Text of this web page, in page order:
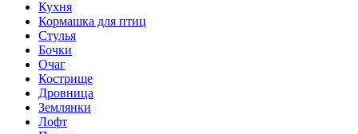
Кухня
Кормашка для птиц
Стулья
Бочки
Очаг
Кострище
Дровница
Землянки
Лофт